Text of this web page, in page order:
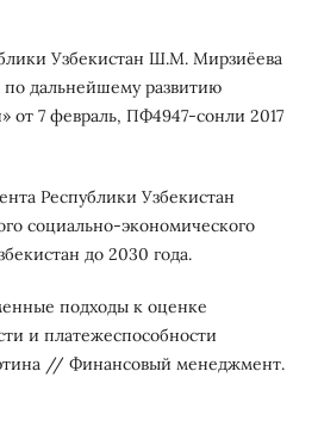
Узбекистан Ш.М. Мирзиёева
дальнейшему развитию
от 7 февраль, ПФ4947-сонли 2017
Республики Узбекистан
социально-экономического
до 2030 года.
подходы к оценке
и платежеспособности
// Финансовый менеджмент.